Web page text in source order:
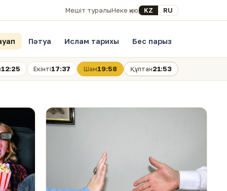
Мешіт туралыНеке қиюSelect your language
KZ RU
Пәтуа Ислам тарихы Бес парыз
12:25 Екінті17:37 Шам19:58 Құптан21:53